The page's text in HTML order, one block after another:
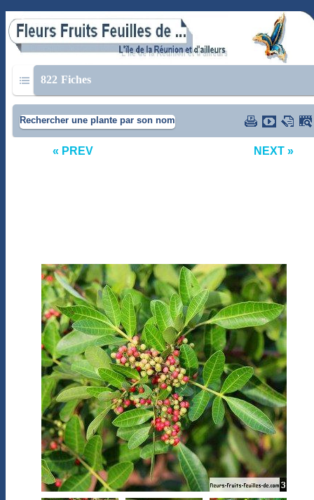
822 Fiches
Rechercher une plante par son nom
« PREV NEXT »